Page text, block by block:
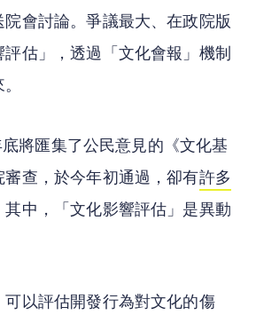
會討論。爭議最大、在政院版
估」，透過「文化會報」機制
將匯集了公民意見的《文化基
查，於今年初通過，卻有許多
其中，「文化影響評估」是異動
可以評估開發行為對文化的傷